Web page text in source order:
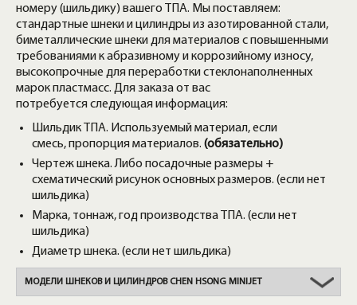
МОДЕЛИ ШНЕКОВ И ЦИЛИНДРОВ CHEN HSONG MINIJET
номеру (шильдику) вашего ТПА. Мы поставляем:
стандартные шнеки и цилиндры из азотированной стали,
биметаллические шнеки для материалов с повышенными
требованиями к абразивному и коррозийному износу,
высокопрочные для переработки стеклонаполненных
марок пластмасс. Для заказа от вас
потребуется следующая информация:
Шильдик ТПА. Используемый материал, если
смесь, пропорция материалов. (обязательно)
Чертеж шнека. Либо посадочные размеры +
схематический рисунок основных размеров. (если нет
шильдика)
Марка, тоннаж, год производства ТПА. (если нет
шильдика)
Диаметр шнека. (если нет шильдика)